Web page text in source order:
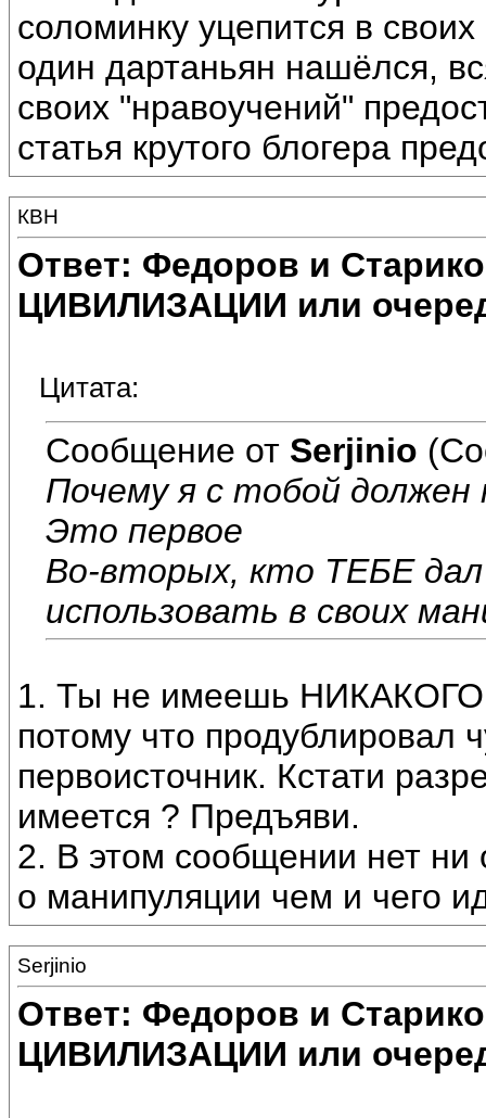
соломинку уцепится в
один дартаньян нашёлся,
своих "нравоучений"
статья крутого блогера
КВН
Ответ: Федоров и
ЦИВИЛИЗАЦИИ или
Цитата:
Сообщение от Serjinio
Почему я с тобой
Это первое
Во-вторых, кто ТЕБЕ
использовать в своих
1. Ты не имеешь НИКАКОГО
потому что продублировал
первоисточник. Кстати
имеется ? Предъяви.
2. В этом сообщении нет ни
о манипуляции чем и чего
Serjinio
Ответ: Федоров и
ЦИВИЛИЗАЦИИ или